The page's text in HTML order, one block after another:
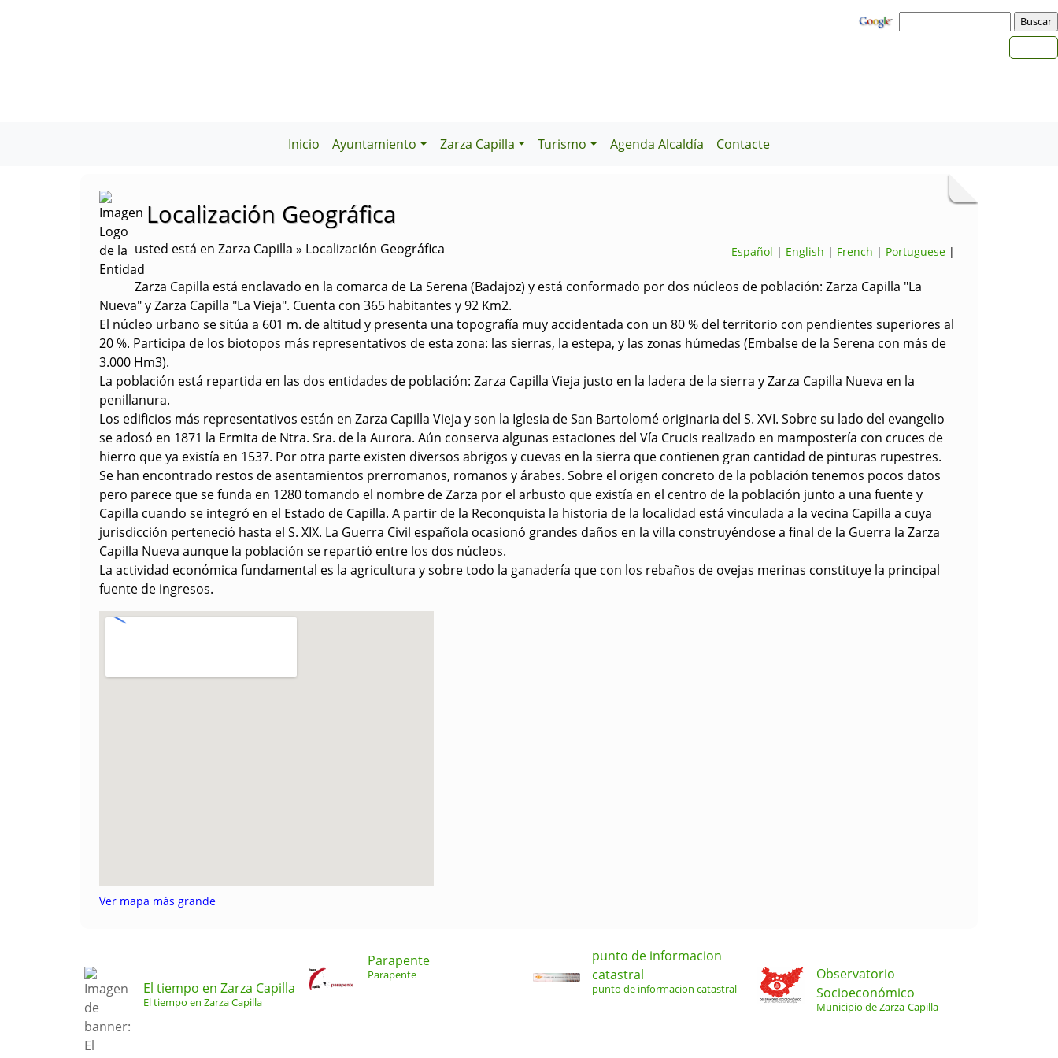
Inicio Ayuntamiento Zarza Capilla Turismo Agenda Alcaldía Contacte
Localización Geográfica
Español | English | French | Portuguese |
usted está en Zarza Capilla » Localización Geográfica
Zarza Capilla está enclavado en la comarca de La Serena (Badajoz) y está conformado por dos núcleos de población: Zarza Capilla "La
Nueva" y Zarza Capilla "La Vieja". Cuenta con 365 habitantes y 92 Km2.
El núcleo urbano se sitúa a 601 m. de altitud y presenta una topografía muy accidentada con un 80 % del territorio con pendientes superiores al
20 %. Participa de los biotopos más representativos de esta zona: las sierras, la estepa, y las zonas húmedas (Embalse de la Serena con más de
3.000 Hm3).
La población está repartida en las dos entidades de población: Zarza Capilla Vieja justo en la ladera de la sierra y Zarza Capilla Nueva en la
penillanura.
Los edificios más representativos están en Zarza Capilla Vieja y son la Iglesia de San Bartolomé originaria del S. XVI. Sobre su lado del evangelio
se adosó en 1871 la Ermita de Ntra. Sra. de la Aurora. Aún conserva algunas estaciones del Vía Crucis realizado en mampostería con cruces de
hierro que ya existía en 1537. Por otra parte existen diversos abrigos y cuevas en la sierra que contienen gran cantidad de pinturas rupestres.
Se han encontrado restos de asentamientos prerromanos, romanos y árabes. Sobre el origen concreto de la población tenemos pocos datos
pero parece que se funda en 1280 tomando el nombre de Zarza por el arbusto que existía en el centro de la población junto a una fuente y
Capilla cuando se integró en el Estado de Capilla. A partir de la Reconquista la historia de la localidad está vinculada a la vecina Capilla a cuya
jurisdicción perteneció hasta el S. XIX. La Guerra Civil española ocasionó grandes daños en la villa construyéndose a final de la Guerra la Zarza
Capilla Nueva aunque la población se repartió entre los dos núcleos.
La actividad económica fundamental es la agricultura y sobre todo la ganadería que con los rebaños de ovejas merinas constituye la principal
fuente de ingresos.
Ver mapa más grande
El tiempo en Zarza Capilla
El tiempo en Zarza Capilla
Parapente
Parapente
punto de informacion
catastral
punto de informacion catastral
Observatorio
Socioeconómico
Municipio de Zarza-Capilla